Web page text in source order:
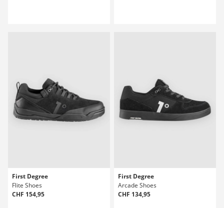
First Degree
Flite Shoes
CHF 154,95
First Degree
Arcade Shoes
CHF 134,95